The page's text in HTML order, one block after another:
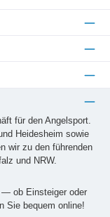
für den Angelsport.
Heidesheim sowie
wir zu den führenden
und NRW.
— ob Einsteiger oder
Sie bequem online!